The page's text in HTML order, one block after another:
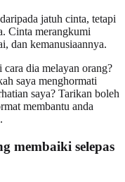
jatuh cinta, tetapi
Cinta merangkumi
dan kemanusiaannya.
dia melayan orang?
saya menghormati
saya? Tarikan boleh
membantu anda
membaiki selepas